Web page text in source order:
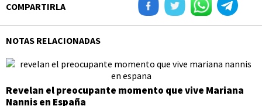
COMPARTIRLA
NOTAS RELACIONADAS
Revelan el preocupante momento que vive Mariana
Nannis en España